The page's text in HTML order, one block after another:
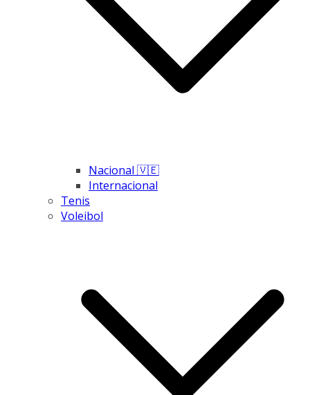
Nacional 🇻🇪
Internacional
Tenis
Voleibol